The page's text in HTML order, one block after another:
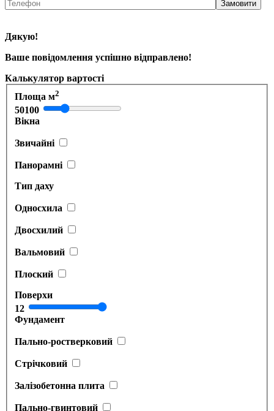
Дякую!
Ваше повідомлення успішно відправлено!
Калькулятор вартості
Площа м2
50100
Вікна
Звичайні
Панорамні
Тип даху
Односхила
Двосхилий
Вальмовий
Плоский
Поверхи
12
Фундамент
Пально-ростверковий
Стрічковий
Залізобетонна плита
Пально-гвинтовий